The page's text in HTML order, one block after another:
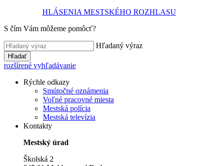
HLÁSENIA MESTSKÉHO ROZHLASU
S čím Vám môžeme pomôcť?
Hľadaný výraz
Hľadať
rozšírené vyhľadávanie
Rýchle odkazy
Smútočné oznámenia
Voľné pracovné miesta
Mestská polícia
Mestská televízia
Kontakty
Mestský úrad
Školská 2